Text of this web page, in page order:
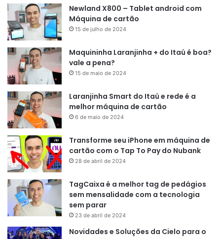
Newland X800 – Tablet android com
Máquina de cartão
15 de julho de 2024
Maquininha Laranjinha + do Itaú é boa?
vale a pena?
15 de maio de 2024
Laranjinha Smart do Itaú e rede é a
melhor máquina de cartão
6 de maio de 2024
Transforme seu iPhone em máquina de
cartão com o Tap To Pay do Nubank
28 de abril de 2024
TagCaixa é a melhor tag de pedágios
sem mensalidade com a tecnologia
sem parar
23 de abril de 2024
Novidades e Soluções da Cielo para o